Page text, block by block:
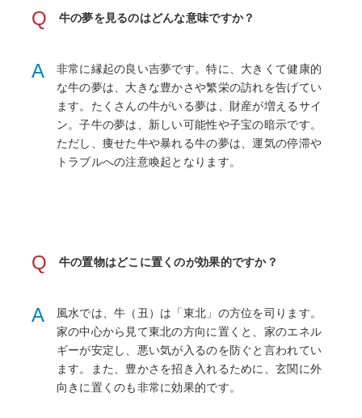
Q 牛の夢を見るのはどんな意味ですか？
A
非常に縁起の良い吉夢です。特に、大きくて健康的
な牛の夢は、大きな豊かさや繁栄の訪れを告げてい
ます。たくさんの牛がいる夢は、財産が増えるサイ
ン。子牛の夢は、新しい可能性や子宝の暗示です。
ただし、痩せた牛や暴れる牛の夢は、運気の停滞や
トラブルへの注意喚起となります。
Q 牛の置物はどこに置くのが効果的ですか？
A
風水では、牛（丑）は「東北」の方位を司ります。
家の中心から見て東北の方向に置くと、家のエネル
ギーが安定し、悪い気が入るのを防ぐと言われてい
ます。また、豊かさを招き入れるために、玄関に外
向きに置くのも非常に効果的です。